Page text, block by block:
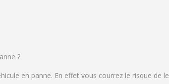
?
en panne. En effet vous courrez le risque de le